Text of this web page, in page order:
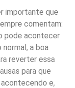
importante que
comentam:
pode acontecer
a boa
reverter essa
para que
e,